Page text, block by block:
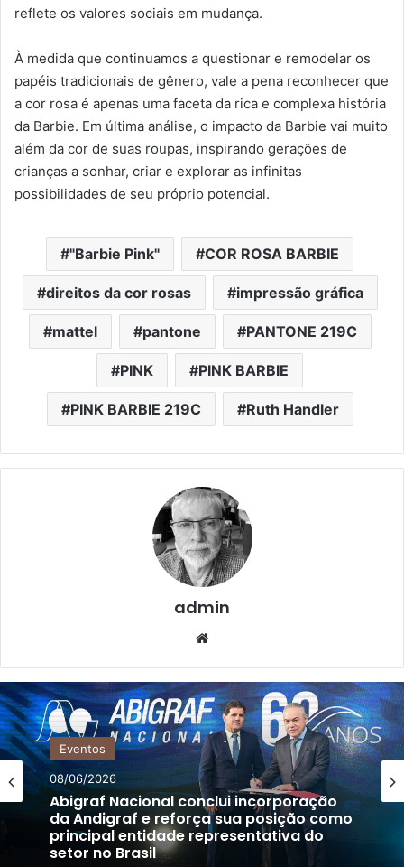
reflete os valores sociais em mudança.
À medida que continuamos a questionar e remodelar os
papéis tradicionais de gênero, vale a pena reconhecer que
a cor rosa é apenas uma faceta da rica e complexa história
da Barbie. Em última análise, o impacto da Barbie vai muito
além da cor de suas roupas, inspirando gerações de
crianças a sonhar, criar e explorar as infinitas
possibilidades de seu próprio potencial.
"Barbie Pink" COR ROSA BARBIE
direitos da cor rosas impressão gráfica
mattel pantone PANTONE 219C
PINK PINK BARBIE
PINK BARBIE 219C Ruth Handler
admin
Eventos
08/06/2026
Abigraf Nacional conclui incorporação
da Andigraf e reforça sua posição como
principal entidade representativa do
setor no Brasil
Embalagens Flexíveis
20/05/2026